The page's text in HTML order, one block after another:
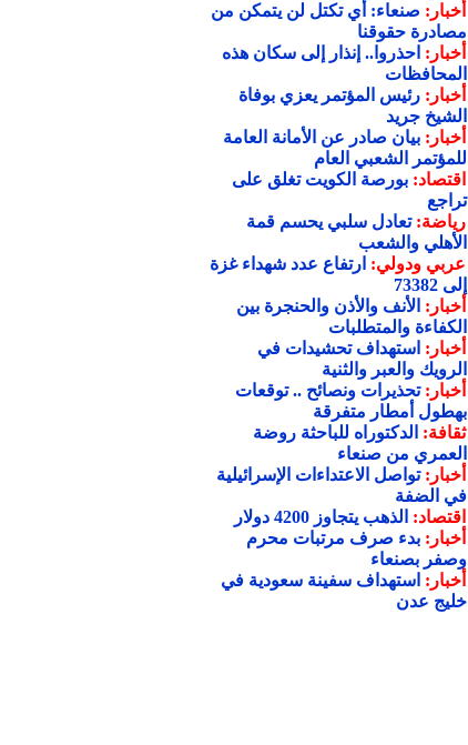
أخبار: صنعاء: أي تكتل لن يتمكن من
مصادرة حقوقنا
أخبار: احذروا.. إنذار إلى سكان هذه
المحافظات
أخبار:رئيس المؤتمر يعزي بوفاة
الشيخ جريد
أخبار:بيان صادر عن الأمانة العامة
للمؤتمر الشعبي العام
اقتصاد:بورصة الكويت تغلق على
تراجع
رياضة:تعادل سلبي يحسم قمة
الأهلي والشعب
عربي ودولي: ارتفاع عدد شهداء غزة
إلى 73382
أخبار: الأنف والأذن والحنجرة بين
الكفاءة والمتطلبات
أخبار: استهداف تحشيدات في
الرويك والعبر والثنية
أخبار:تحذيرات ونصائح .. توقعات
بهطول أمطار متفرقة
ثقافة: الدكتوراه للباحثة روضة
العمري من صنعاء
أخبار:تواصل الاعتداءات الإسرائيلية
في الضفة
اقتصاد: الذهب يتجاوز 4200 دولار
أخبار:بدء صرف مرتبات محرم
وصفر بصنعاء
أخبار: استهداف سفينة سعودية في
خليج عدن